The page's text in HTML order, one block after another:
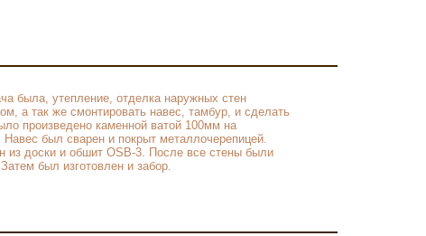
была, утепление, отделка наружных стен
а так же смонтировать навес, тамбур, и сделать
произведено каменной ватой 100мм на
Навес был сварен и покрыт металлочерепицей.
из доски и обшит OSB-3. После все стены были
был изготовлен и забор.